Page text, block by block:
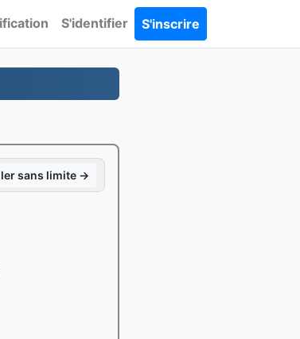
S'identifier S'inscrire
sans limite →